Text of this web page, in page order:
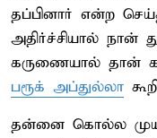
தப்பினார் என்ற
அதிர்ச்சியால் நான்
கருணையால் தான்
பரூக் அப்துல்லா
தன்னை கொல்ல